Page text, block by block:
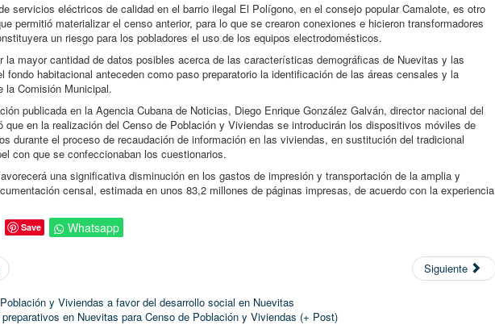
servicios eléctricos de calidad en el barrio ilegal El Polígono, en el consejo popular Camalote, es otro
permitió materializar el censo anterior, para lo que se crearon conexiones e hicieron transformadores
un riesgo para los pobladores el uso de los equipos electrodomésticos.
la mayor cantidad de datos posibles acerca de las características demográficas de Nuevitas y las
fondo habitacional anteceden como paso preparatorio la identificación de las áreas censales y la
la Comisión Municipal.
publicada en la Agencia Cubana de Noticias, Diego Enrique González Galván, director nacional del
que en la realización del Censo de Población y Viviendas se introducirán los dispositivos móviles de
durante el proceso de recaudación de información en las viviendas, en sustitución del tradicional
con que se confeccionaban los cuestionarios.
una significativa disminución en los gastos de impresión y transportación de la amplia y
censal, estimada en unos 83,2 millones de páginas impresas, de acuerdo con la experiencia
Save Whatsapp
Siguiente
y Viviendas a favor del desarrollo social en Nuevitas
en Nuevitas para Censo de Población y Viviendas (+ Post)